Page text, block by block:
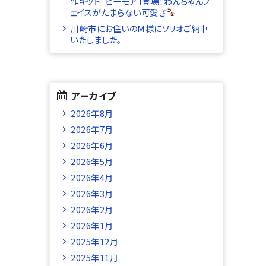
ェイスがたまらない可愛さ
川崎市にお住いのM様にソリオご納車
いたしました。
アーカイブ
2026年8月
2026年7月
2026年6月
2026年5月
2026年4月
2026年3月
2026年2月
2026年1月
2025年12月
2025年11月